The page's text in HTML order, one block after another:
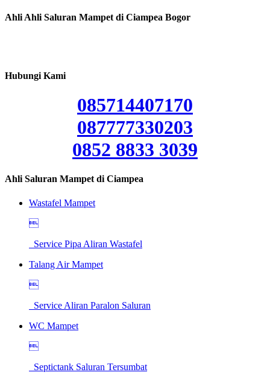
Ahli Ahli Saluran Mampet di Ciampea Bogor
Hubungi Kami
085714407170
087777330203
0852 8833 3039
Ahli Saluran Mampet di Ciampea
Wastafel Mampet

Service Pipa Aliran Wastafel
Talang Air Mampet

Service Aliran Paralon Saluran
WC Mampet

Septictank Saluran Tersumbat